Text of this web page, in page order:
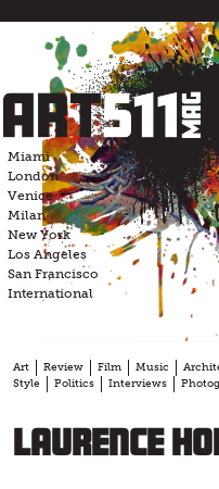
content
Miami
London
Venice
Milan
New York
Los Angeles
San Francisco
International
Art Review Film Music
Style
Politics Interviews
Laurence